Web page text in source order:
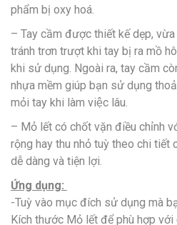
phẩm bị oxy hoá.
– Tay cầm được thiết kế dẹp,
tránh trơn trượt khi tay bị ra mồ
khi sử dụng. Ngoài ra, tay cầm
nhựa mềm giúp bạn sử dụng
mỏi tay khi làm việc lâu.
– Mỏ lết có chốt vặn điều chỉnh
rộng hay thu nhỏ tuỳ theo chi tiết
dễ dàng và tiện lợi.
Ứng dụng:
-Tuỳ vào mục đích sử dụng mà
Kích thước Mỏ lết để phù hợp